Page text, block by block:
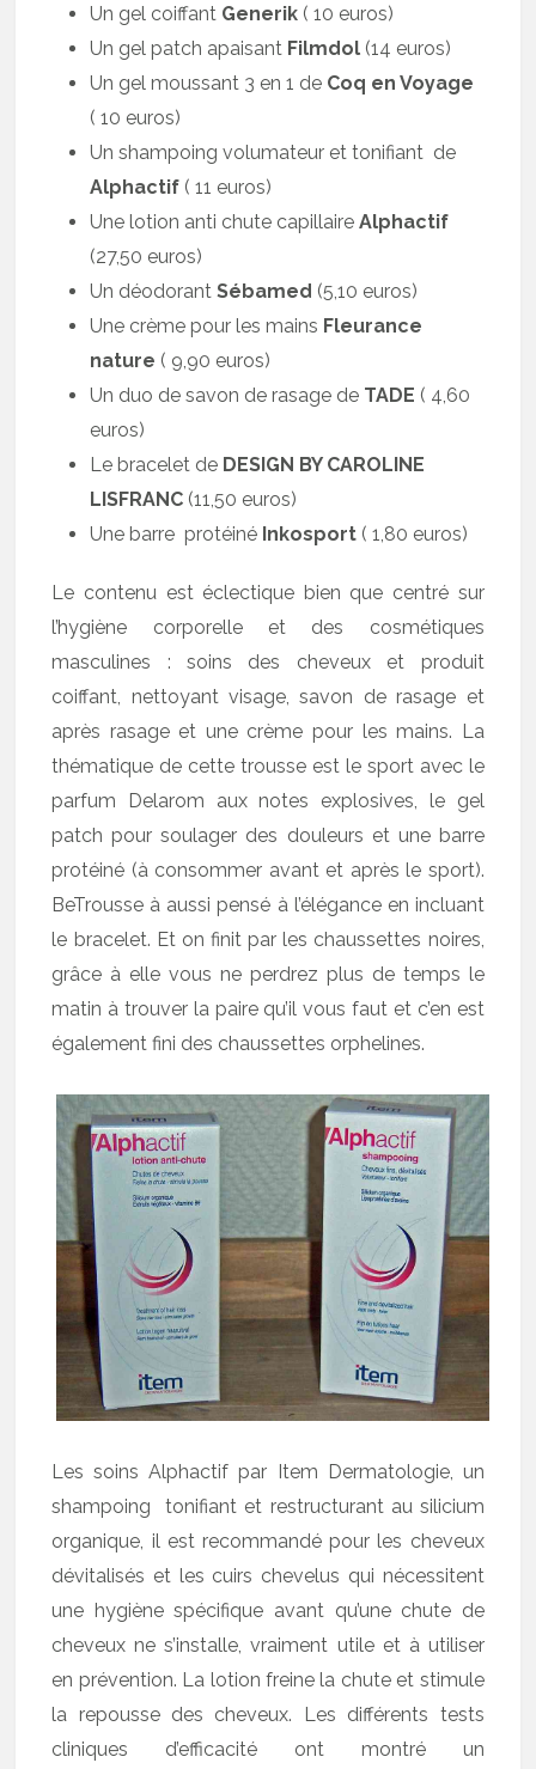
Un gel coiffant Generik ( 10 euros)
Un gel patch apaisant Filmdol (14 euros)
Un gel moussant 3 en 1 de Coq en Voyage
( 10 euros)
Un shampoing volumateur et tonifiant de
Alphactif ( 11 euros)
Une lotion anti chute capillaireAlphactif
(27,50 euros)
Un déodorantSébamed (5,10 euros)
Une crème pour les mains Fleurance
nature ( 9,90 euros)
Un duo de savon de rasage de TADE ( 4,60
euros)
Le bracelet de DESIGN BY CAROLINE
LISFRANC (11,50 euros)
Une barre protéiné Inkosport ( 1,80 euros)
Le contenu est éclectique bien que centré sur
l’hygiène corporelle et des cosmétiques
masculines : soins des cheveux et produit
coiffant, nettoyant visage, savon de rasage et
après rasage et une crème pour les mains. La
thématique de cette trousse est le sport avec le
parfum Delarom aux notes explosives, le gel
patch pour soulager des douleurs et une barre
protéiné (à consommer avant et après le sport).
BeTrousse à aussi pensé à l’élégance en incluant
le bracelet. Et on finit par les chaussettes noires,
grâce à elle vous ne perdrez plus de temps le
matin à trouver la paire qu’il vous faut et c’en est
également fini des chaussettes orphelines.
Les soins Alphactif par Item Dermatologie, un
shampoing tonifiant et restructurant au silicium
organique, il est recommandé pour les cheveux
dévitalisés et les cuirs chevelus qui nécessitent
une hygiène spécifique avant qu’une chute de
cheveux ne s’installe, vraiment utile et à utiliser
en prévention. La lotion freine la chute et stimule
la repousse des cheveux. Les différents tests
cliniques d’efficacité ont montré un